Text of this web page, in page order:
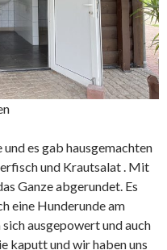
es gab hausgemachten
und Krautsalat . Mit
Ganze abgerundet. Es
eine Hunderunde am
ausgepowert und auch
kaputt und wir haben uns